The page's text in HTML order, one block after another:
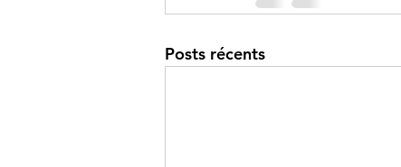
Posts récents